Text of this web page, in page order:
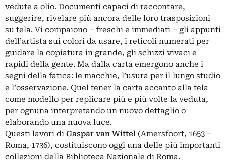
vedute a olio. Documenti capaci di raccontare,
suggerire, rivelare più ancora delle loro trasposizioni
su tela. Vi compaiono – freschi e immediati – gli appunti
dell’artista sui colori da usare, i reticoli numerati per
guidare la copiatura in grande, gli schizzi vivaci e
rapidi della gente. Ma dalla carta emergono anche i
segni della fatica: le macchie, l’usura per il lungo studio
e l’osservazione. Quel tener la carta accanto alla tela
come modello per replicare più e più volte la veduta,
per ognuna interpretando un nuovo dettaglio o
elaborando una nuova luce.
Questi lavori di Gaspar van Wittel (Amersfoort, 1653 –
Roma, 1736), costituiscono oggi una delle più importanti
collezioni della Biblioteca Nazionale di Roma.